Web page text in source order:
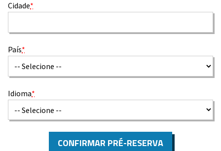
Cidade*
País*
Idioma*
CONFIRMAR PRÉ-RESERVA